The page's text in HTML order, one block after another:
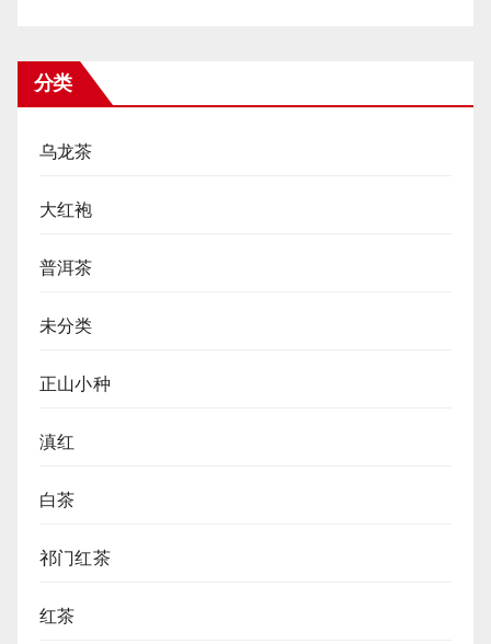
分类
乌龙茶
大红袍
普洱茶
未分类
正山小种
滇红
白茶
祁门红茶
红茶